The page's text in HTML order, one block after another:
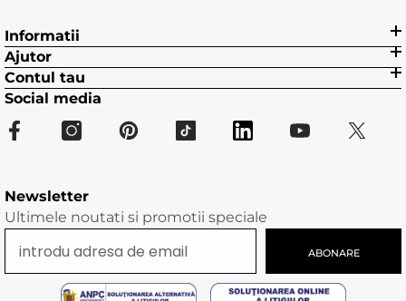
Informatii
Ajutor
Contul tau
Social media
Newsletter
Ultimele noutati si promotii speciale
ABONARE